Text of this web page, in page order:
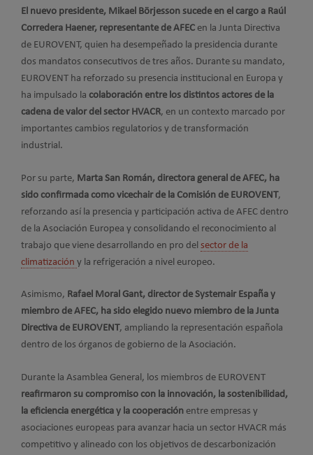
El nuevo presidente, Mikael Börjesson sucede en el cargo a Raúl
Corredera Haener, representante de AFEC en la Junta Directiva
de EUROVENT, quien ha desempeñado la presidencia durante
dos mandatos consecutivos de tres años. Durante su mandato,
EUROVENT ha reforzado su presencia institucional en Europa y
ha impulsado la colaboración entre los distintos actores de la
cadena de valor del sector HVACR, en un contexto marcado por
importantes cambios regulatorios y de transformación
industrial.
Por su parte, Marta San Román, directora general de AFEC, ha
sido confirmada como vicechair de la Comisión de EUROVENT,
reforzando así la presencia y participación activa de AFEC dentro
de la Asociación Europea y consolidando el reconocimiento al
trabajo que viene desarrollando en pro del sector de la
climatización y la refrigeración a nivel europeo.
Asimismo, Rafael Moral Gant, director de Systemair España y
miembro de AFEC, ha sido elegido nuevo miembro de la Junta
Directiva de EUROVENT, ampliando la representación española
dentro de los órganos de gobierno de la Asociación.
Durante la Asamblea General, los miembros de EUROVENT
reafirmaron su compromiso con la innovación, la sostenibilidad,
la eficiencia energética y la cooperación entre empresas y
asociaciones europeas para avanzar hacia un sector HVACR más
competitivo y alineado con los objetivos de descarbonización